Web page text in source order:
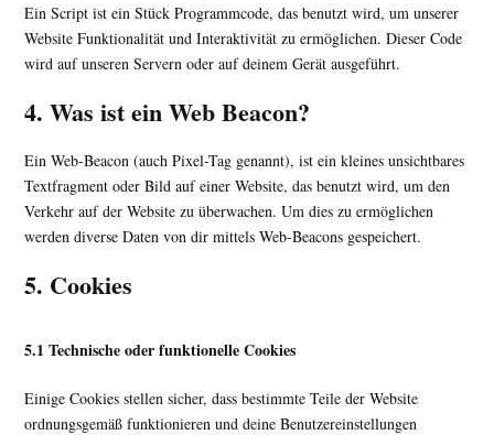
Ein Script ist ein Stück Programmcode, das benutzt wird, um unserer
Website Funktionalität und Interaktivität zu ermöglichen. Dieser Code
wird auf unseren Servern oder auf deinem Gerät ausgeführt.
4. Was ist ein Web Beacon?
Ein Web-Beacon (auch Pixel-Tag genannt), ist ein kleines unsichtbares
Textfragment oder Bild auf einer Website, das benutzt wird, um den
Verkehr auf der Website zu überwachen. Um dies zu ermöglichen
werden diverse Daten von dir mittels Web-Beacons gespeichert.
5. Cookies
5.1 Technische oder funktionelle Cookies
Einige Cookies stellen sicher, dass bestimmte Teile der Website
ordnungsgemäß funktionieren und deine Benutzereinstellungen